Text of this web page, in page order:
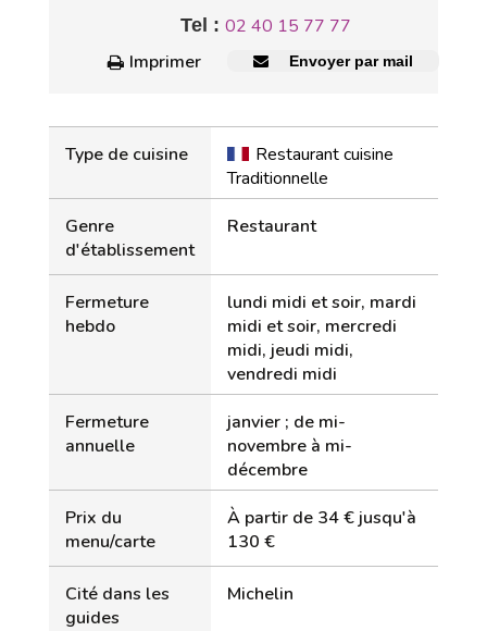
Tel : 02 40 15 77 77
Imprimer
Envoyer par mail
Type de cuisine
Restaurant cuisine
Traditionnelle
Genre
d'établissement
Restaurant
Fermeture
hebdo
lundi midi et soir, mardi
midi et soir, mercredi
midi, jeudi midi,
vendredi midi
Fermeture
annuelle
janvier ; de mi-
novembre à mi-
décembre
Prix du
menu/carte
À partir de 34 € jusqu'à
130 €
Cité dans les
guides
Michelin